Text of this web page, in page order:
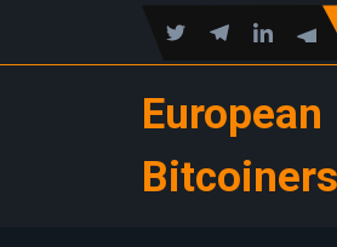
European
Bitcoiners